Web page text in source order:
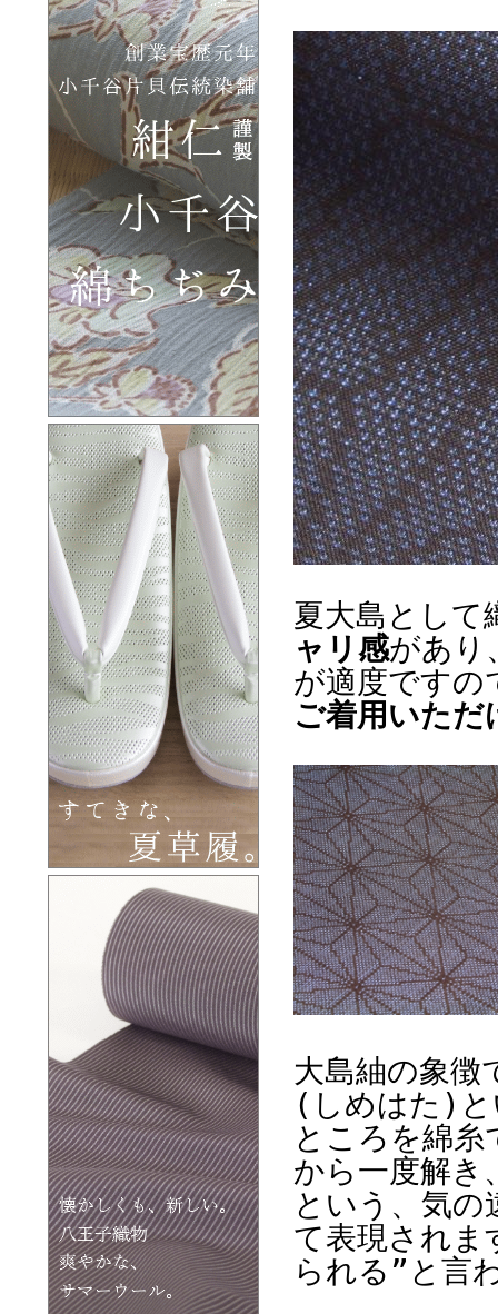
夏大島として
ャリ感があり
が適度ですの
ご着用いただ
大島紬の象徴
(しめはた)と
ところを綿
から一度解き
という、気
て表現され
られる”と言